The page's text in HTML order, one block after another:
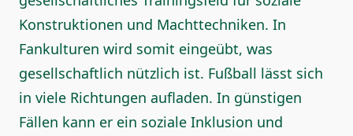
Konstruktionen und Machttechniken. In
Fankulturen wird somit eingeübt, was
gesellschaftlich nützlich ist. Fußball lässt sich
in viele Richtungen aufladen. In günstigen
Fällen kann er ein soziale Inklusion und